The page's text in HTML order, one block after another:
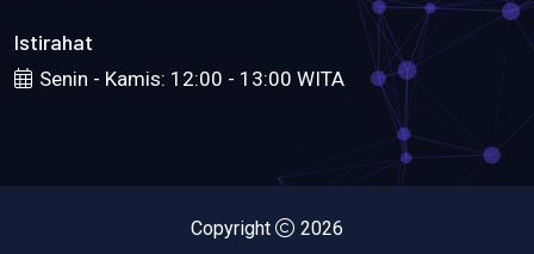
Istirahat
Senin - Kamis: 12:00 - 13:00 WITA
Copyright 2026